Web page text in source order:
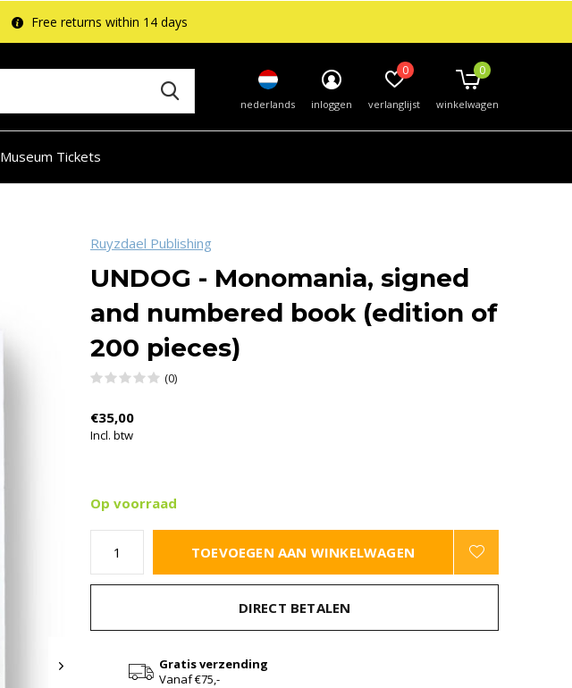
Museum Tickets
nederlands inloggen verlanglijst
0
winkelwagen
0
Free returns within 14 days
Ruyzdael Publishing
UNDOG - Monomania, signed
and numbered book (edition of
200 pieces)
(0)
€35,00
Incl. btw
Op voorraad
TOEVOEGEN AAN WINKELWAGEN
DIRECT BETALEN
Gratis verzending
Vanaf €75,-